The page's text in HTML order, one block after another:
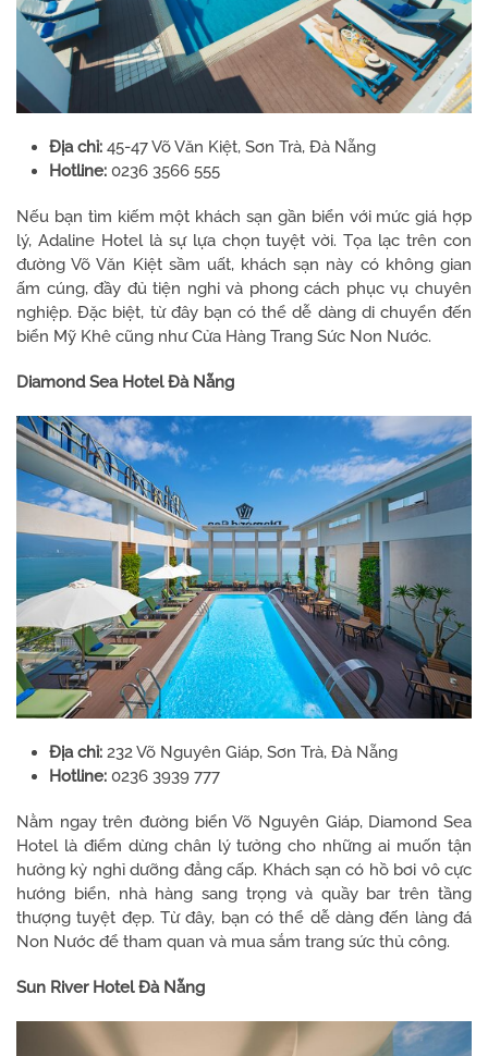
Địa chỉ: 45-47 Võ Văn Kiệt, Sơn Trà, Đà Nẵng
Hotline: 0236 3566 555
Nếu bạn tìm kiếm một khách sạn gần biển với mức giá hợp
lý, Adaline Hotel là sự lựa chọn tuyệt vời. Tọa lạc trên con
đường Võ Văn Kiệt sầm uất, khách sạn này có không gian
ấm cúng, đầy đủ tiện nghi và phong cách phục vụ chuyên
nghiệp. Đặc biệt, từ đây bạn có thể dễ dàng di chuyển đến
biển Mỹ Khê cũng như Cửa Hàng Trang Sức Non Nước.
Diamond Sea Hotel Đà Nẵng
Địa chỉ: 232 Võ Nguyên Giáp, Sơn Trà, Đà Nẵng
Hotline: 0236 3939 777
Nằm ngay trên đường biển Võ Nguyên Giáp, Diamond Sea
Hotel là điểm dừng chân lý tưởng cho những ai muốn tận
hưởng kỳ nghỉ dưỡng đẳng cấp. Khách sạn có hồ bơi vô cực
hướng biển, nhà hàng sang trọng và quầy bar trên tầng
thượng tuyệt đẹp. Từ đây, bạn có thể dễ dàng đến làng đá
Non Nước để tham quan và mua sắm trang sức thủ công.
Sun River Hotel Đà Nẵng